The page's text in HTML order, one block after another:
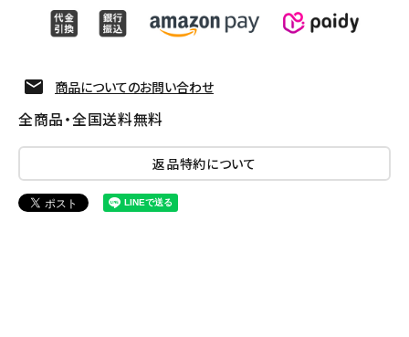
商品についてのお問い合わせ
全商品・全国送料無料
返品特約について